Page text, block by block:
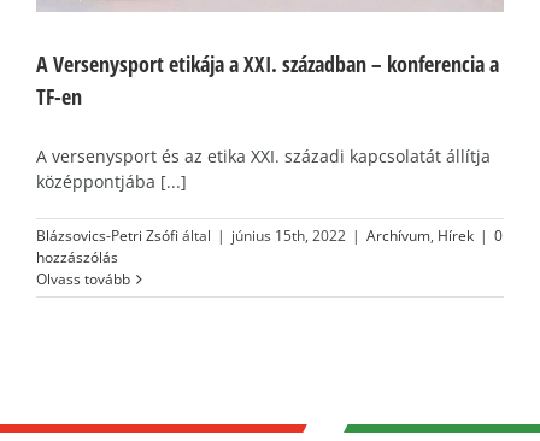
A Versenysport etikája a XXI. században – konferencia a
TF-en
A versenysport és az etika XXI. századi kapcsolatát állítja
középpontjába [...]
Blázsovics-Petri Zsófi által | június 15th, 2022 | Archívum, Hírek | 0
hozzászólás
Olvass tovább